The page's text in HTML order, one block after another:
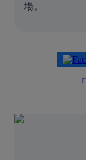
場。
「